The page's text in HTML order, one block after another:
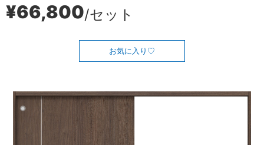
¥66,800/セット
お気に入り